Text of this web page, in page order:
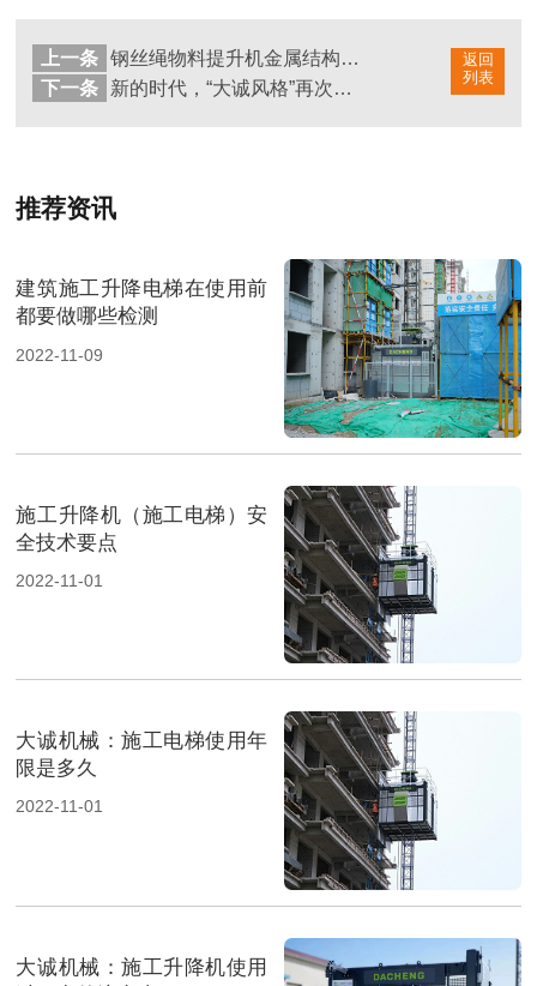
返回
列表
上一条
钢丝绳物料提升机金属结构部件组成
下一条
新的时代，“大诚风格”再次出发！
推荐资讯
建筑施工升降电梯在使用前
都要做哪些检测
2022-11-09
施工升降机（施工电梯）安
全技术要点
2022-11-01
大诚机械：施工电梯使用年
限是多久
2022-11-01
大诚机械：施工升降机使用